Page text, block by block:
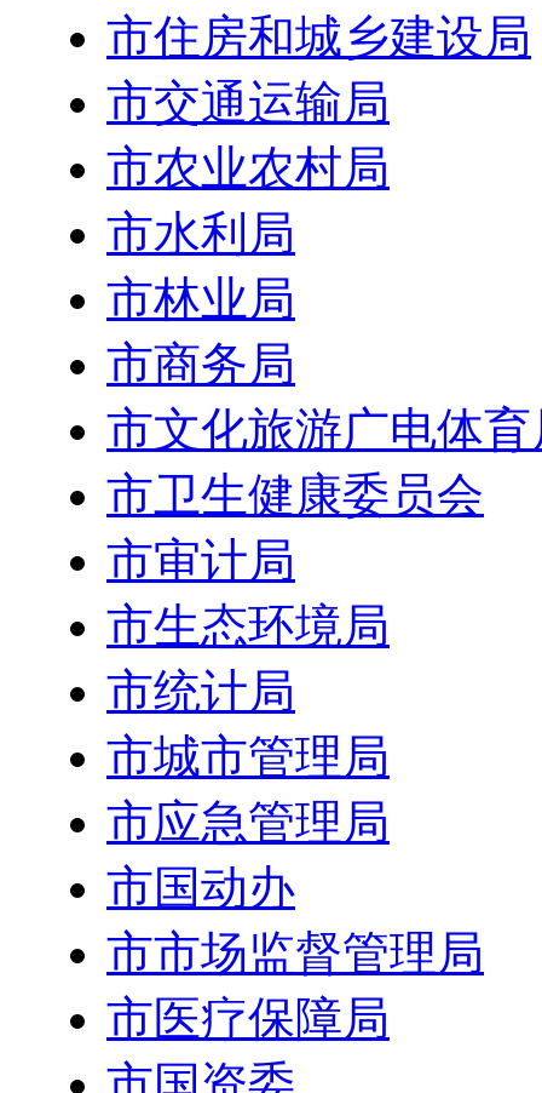
市住房和城乡建设局
市交通运输局
市农业农村局
市水利局
市林业局
市商务局
市文化旅游广电体育
市卫生健康委员会
市审计局
市生态环境局
市统计局
市城市管理局
市应急管理局
市国动办
市市场监督管理局
市医疗保障局